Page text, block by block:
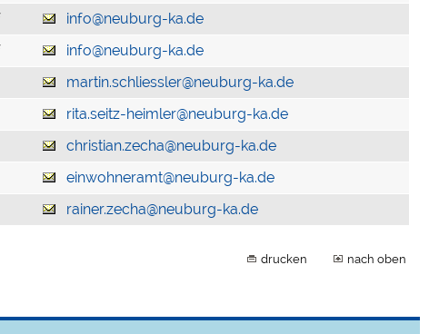
info@neuburg-ka.de
info@neuburg-ka.de
martin.schliessler@neuburg-ka.de
rita.seitz-heimler@neuburg-ka.de
christian.zecha@neuburg-ka.de
einwohneramt@neuburg-ka.de
rainer.zecha@neuburg-ka.de
drucken nach oben